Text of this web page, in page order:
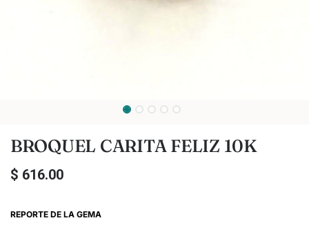
BROQUEL CARITA FELIZ 10K
$ 616.00
REPORTE DE LA GEMA